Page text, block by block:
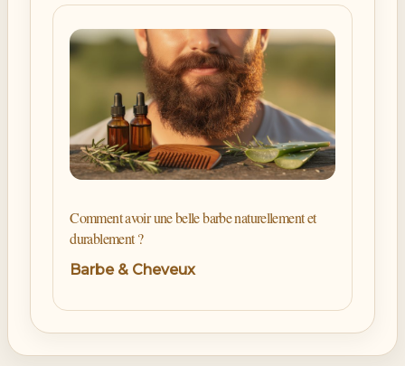
Comment avoir une belle barbe naturellement et
durablement ?
Barbe & Cheveux